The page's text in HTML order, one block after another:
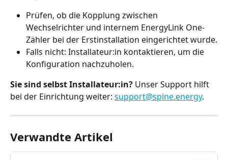
Prüfen, ob die Kopplung zwischen
Wechselrichter und internem EnergyLink One-
Zähler bei der Erstinstallation eingerichtet wurde.
Falls nicht: Installateur:in kontaktieren, um die
Konfiguration nachzuholen.
Sie sind selbst Installateur:in? Unser Support hilft
bei der Einrichtung weiter: support@spine.energy.
Verwandte Artikel